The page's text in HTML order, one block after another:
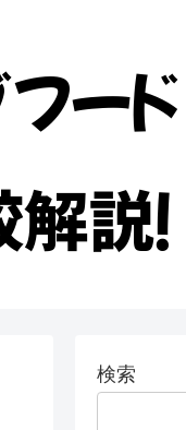
ー
説！
検索